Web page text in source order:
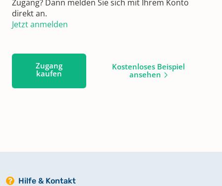
Zugang? Dann melden Sie sich mit Ihrem Konto
direkt an.
Jetzt anmelden
Zugang
kaufen
Kostenloses Beispiel
ansehen
Hilfe & Kontakt